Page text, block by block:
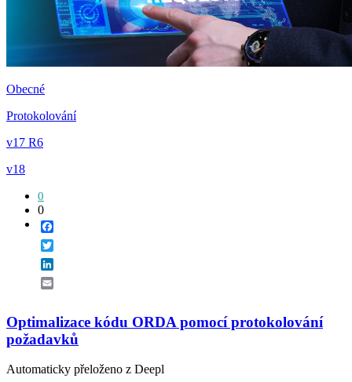
Obecné
Protokolování
v17 R6
v18
0
0
Optimalizace kódu ORDA pomocí protokolování
požadavků
Automaticky přeloženo z Deepl